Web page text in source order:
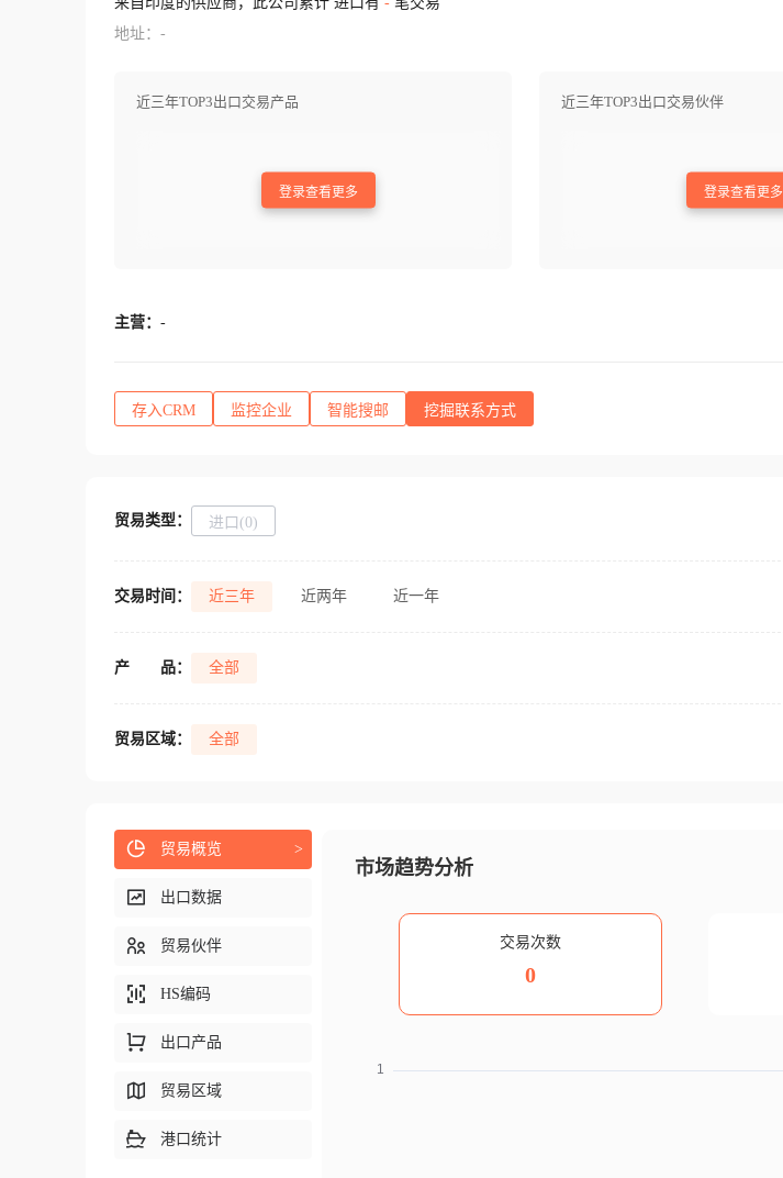
地址：-
近三年TOP3出口交易产品
登录查看更多
近三年TOP3出口交易伙伴
登录查看更多
主营： -
存入CRM 监控企业 智能搜邮 挖掘联系方式
贸易类型： 进口(0)
交易时间： 近三年 近两年 近一年
产 品： 全部
贸易区域： 全部
市场趋势分析
交易次数
0
贸易概览 >
出口数据
贸易伙伴
HS编码
出口产品
贸易区域
港口统计